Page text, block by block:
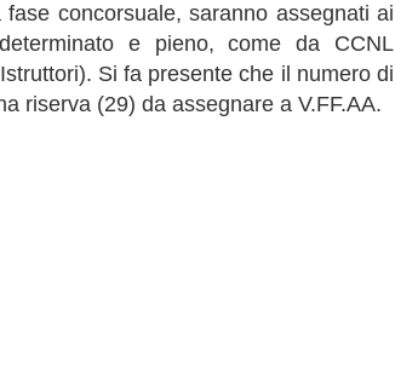
concorsuale, saranno assegnati ai
e pieno, come da CCNL
Si fa presente che il numero di
riserva (29) da assegnare a V.FF.AA.